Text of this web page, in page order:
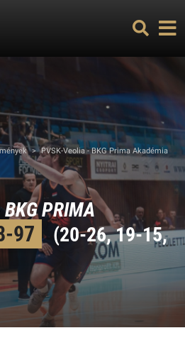
> PVSK-Veolia - BKG Prima Akadémia
PRIMA
97
(20-26, 19-15,